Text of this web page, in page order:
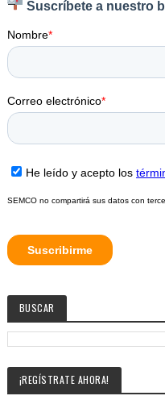
BUSCAR
¡REGÍSTRATE AHORA!